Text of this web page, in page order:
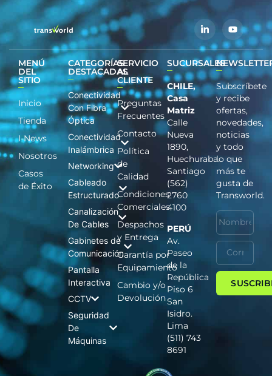
MENÚ
DEL
SITIO
Inicio
Tienda
I-News
Nosotros
Casos
de Éxito
CATEGORÍAS
DESTACADAS
Conectividad
Con Fibra
Óptica
Conectividad
Inalámbrica
Networking
Cableado
Estructurado
Canalización
De Cables
Gabinetes de
Comunicación
Pantalla
Interactiva
CCTV
Seguridad
De
Máquinas
SERVICIO
AL
CLIENTE
Preguntas
Frecuentes
Contacto
Política
de
Calidad
Condiciones
Comerciales
Despachos
y Entrega
Garantía por
Equipamiento
Cambio y/o
Devolución
SUCURSALES
CHILE,
Casa
Matriz
Calle
Nueva
1890,
Huechuraba.
Santiago
(562)
2760
4100
PERÚ
Av.
Paseo
de la
República
Piso 6
San
Isidro.
Lima
(511) 743
8691
Subscríbete
y recibe
ofertas,
novedades,
noticias
y todo
lo que
más te
gusta de
Transworld.